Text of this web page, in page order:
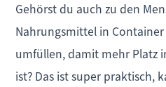
Gehörst du auch zu den
Nahrungsmittel in
umfüllen, damit mehr Platz
ist? Das ist super praktisch,